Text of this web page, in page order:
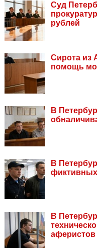
Суд
рублей
Сирота из
помощь
В
В
фиктивных
В
аферистов